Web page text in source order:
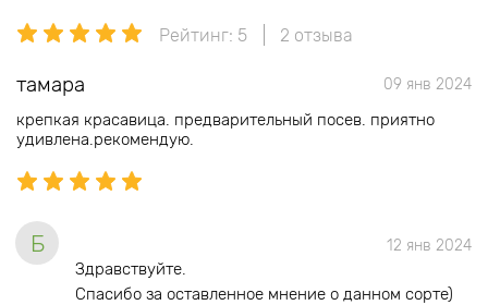
Рейтинг: 5 2 отзыва
тамара 09 янв 2024
крепкая красавица. предварительный посев. приятно
удивлена.рекомендую.
Б 12 янв 2024
Здравствуйте.
Спасибо за оставленное мнение о данном сорте)